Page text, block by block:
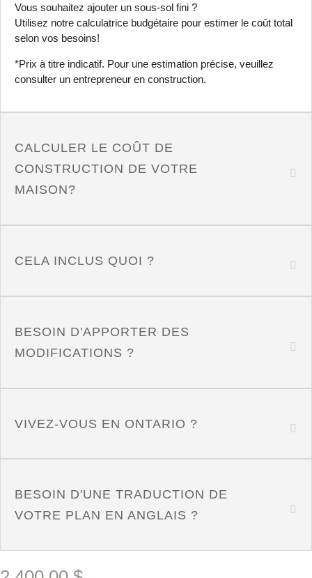
Vous souhaitez ajouter un sous-sol fini ?
Utilisez notre calculatrice budgétaire pour estimer le coût total
selon vos besoins!
*Prix à titre indicatif. Pour une estimation précise, veuillez
consulter un entrepreneur en construction.
CALCULER LE COÛT DE
CONSTRUCTION DE VOTRE
MAISON?
CELA INCLUS QUOI ?
BESOIN D'APPORTER DES
MODIFICATIONS ?
VIVEZ-VOUS EN ONTARIO ?
BESOIN D'UNE TRADUCTION DE
VOTRE PLAN EN ANGLAIS ?